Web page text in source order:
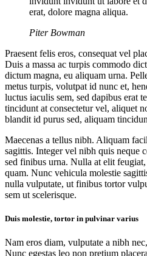
erat, dolore magna aliqua.
Piter Bowman
Praesent felis eros, consequat vel
Duis a massa ac turpis commodo
dictum magna, eu aliquam urna.
metus turpis, volutpat id nunc et,
luctus iaculis sem, sed dapibus erat
tincidunt at consectetur vel, aliquet
blandit id purus sed, aliquam
Maecenas a tellus nibh. Aliquam
sagittis. Integer vel nibh quis neque
sed finibus urna. Nulla at elit
quam. Nunc vehicula molestie
nulla vulputate, ut finibus tortor
sem ut scelerisque.
Duis molestie, tortor in pulvinar varius
Nam eros diam, vulputate a nibh
Nunc egestas leo non pretium